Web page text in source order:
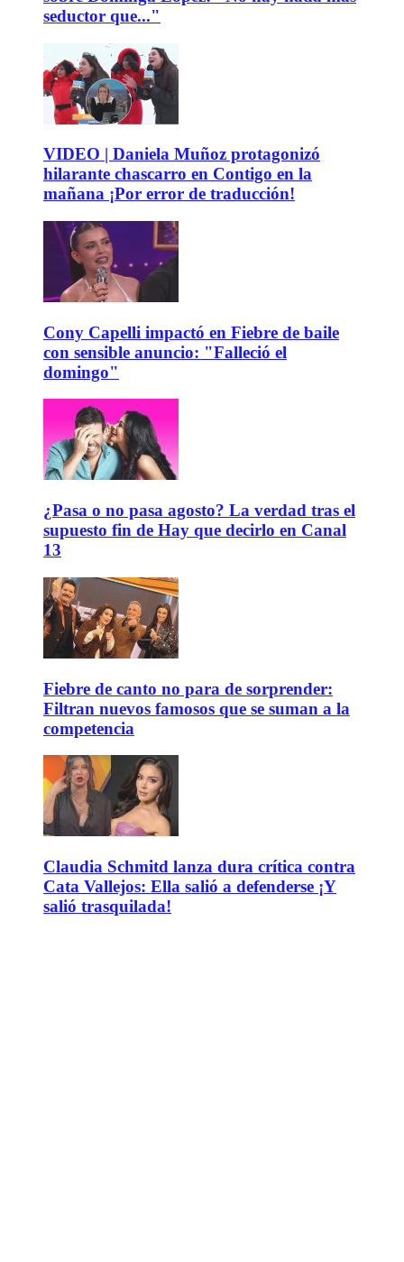
seductor que..."
VIDEO | Daniela Muñoz protagonizó
hilarante chascarro en Contigo en la
mañana ¡Por error de traducción!
Cony Capelli impactó en Fiebre de baile
con sensible anuncio: "Falleció el
domingo"
¿Pasa o no pasa agosto? La verdad tras el
supuesto fin de Hay que decirlo en Canal
13
Fiebre de canto no para de sorprender:
Filtran nuevos famosos que se suman a la
competencia
Claudia Schmitd lanza dura crítica contra
Cata Vallejos: Ella salió a defenderse ¡Y
salió trasquilada!